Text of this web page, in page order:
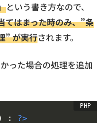
という書き方なので、
てはまった時のみ、”条
” が実行されます。
った場合の処理を追加
: ?>